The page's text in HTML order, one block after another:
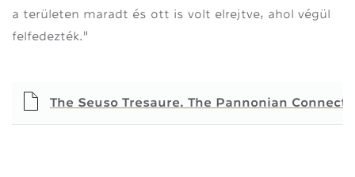
a területen maradt és ott is volt elrejtve, ahol végül
felfedezték."
The Seuso Tresaure. The Pannonian